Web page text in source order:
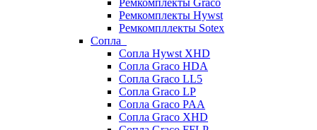
Ремкомплекты Graco
Ремкомплекты Hywst
Ремкомпллекты Sotex
Сопла
Сопла Hywst XHD
Сопла Graco HDA
Сопла Graco LL5
Сопла Graco LP
Сопла Graco PAA
Сопла Graco XHD